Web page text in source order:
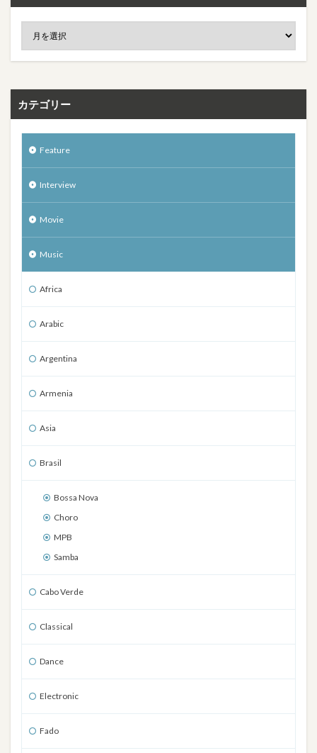
カテゴリー
Feature
Interview
Movie
Music
Africa
Arabic
Argentina
Armenia
Asia
Brasil
Bossa Nova
Choro
MPB
Samba
Cabo Verde
Classical
Dance
Electronic
Fado